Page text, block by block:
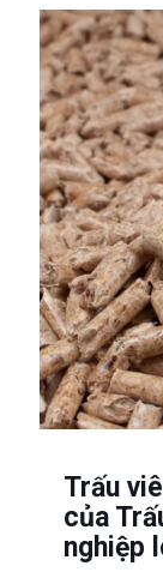
Trấu
của
nghiệp